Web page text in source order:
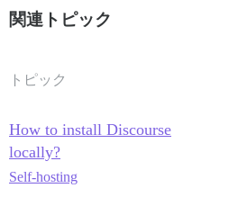
関連トピック
トピック
How to install Discourse
locally?
Self-hosting